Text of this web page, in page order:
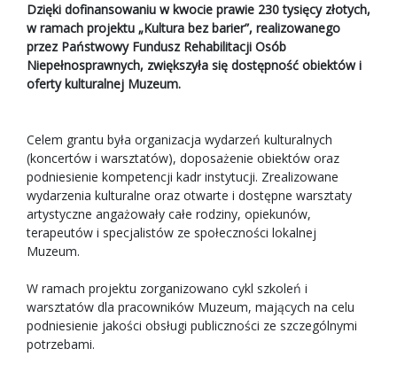
Dzięki dofinansowaniu w kwocie prawie 230 tysięcy złotych,
w ramach projektu „Kultura bez barier”, realizowanego
przez Państwowy Fundusz Rehabilitacji Osób
Niepełnosprawnych, zwiększyła się dostępność obiektów i
oferty kulturalnej Muzeum.
Celem grantu była organizacja wydarzeń kulturalnych
(koncertów i warsztatów), doposażenie obiektów oraz
podniesienie kompetencji kadr instytucji. Zrealizowane
wydarzenia kulturalne oraz otwarte i dostępne warsztaty
artystyczne angażowały całe rodziny, opiekunów,
terapeutów i specjalistów ze społeczności lokalnej
Muzeum.
W ramach projektu zorganizowano cykl szkoleń i
warsztatów dla pracowników Muzeum, mających na celu
podniesienie jakości obsługi publiczności ze szczególnymi
potrzebami.